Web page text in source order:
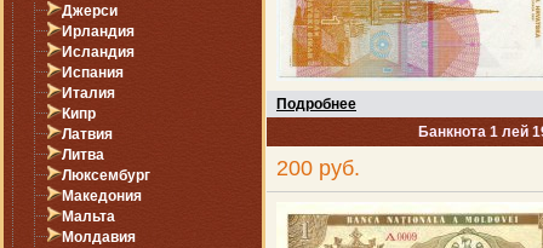
Джерси
Ирландия
Исландия
Испания
Италия
Кипр
Латвия
Литва
Люксембург
Македония
Мальта
Молдавия
Подробнее
Банкнота 1 лей
200 руб.